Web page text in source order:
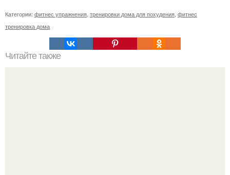
Категории: фитнес упражнения тренировки дома для похудения фитнес
тренировка дома
Читайте также